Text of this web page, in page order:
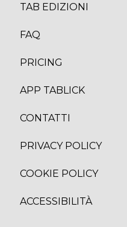
TAB EDIZIONI
FAQ
PRICING
APP TABLICK
CONTATTI
PRIVACY POLICY
COOKIE POLICY
ACCESSIBILITÀ